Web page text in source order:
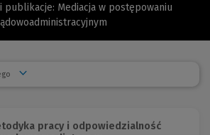
publikacje: Mediacja w postępowaniu
pracy i odpowiedzialność